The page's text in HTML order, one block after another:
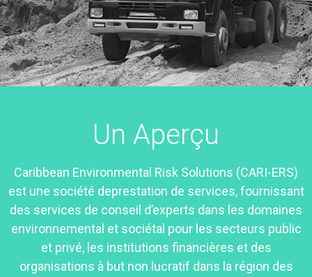
Un Aperçu
Caribbean Environmental Risk Solutions (CARI-ERS)
est une société deprestation de services, fournissant
des services de conseil d’experts dans les domaines
environnemental et sociétal pour les secteurs public
et privé, les institutions financières et des
organisations à but non lucratif dans la région des